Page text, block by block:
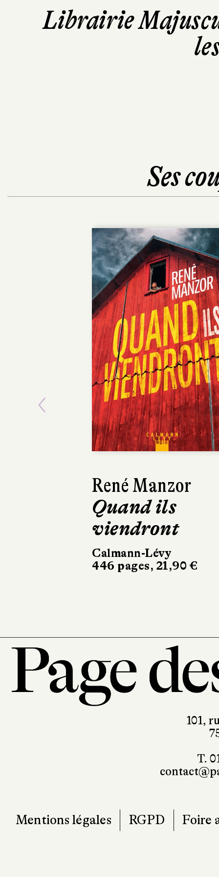
Librairie
Ses
René Manzor
Quand ils
viendront
Calmann-Lévy
446 pages, 21,90 €
Previous
101,
T.
Mentions légales RGPD Foire